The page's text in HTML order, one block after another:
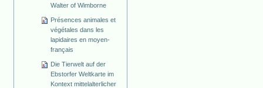
Walter of Wimborne
Présences animales et
végétales dans les
lapidaires en moyen-
français
Die Tierwelt auf der
Ebstorfer Weltkarte im
Kontext mittelalterlicher